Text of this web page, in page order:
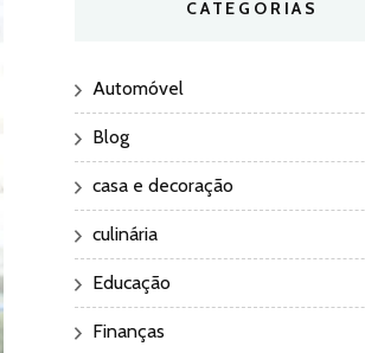
CATEGORIAS
Automóvel
Blog
casa e decoração
culinária
Educação
Finanças